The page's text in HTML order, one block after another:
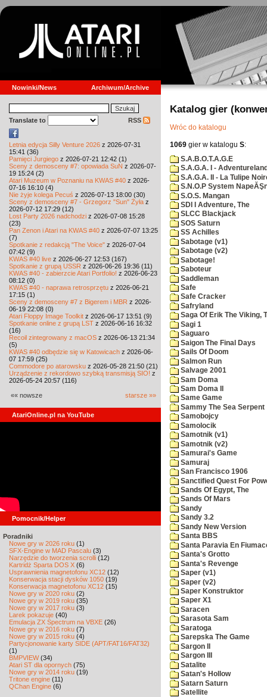
Nowinki/News Archiwum/Archive
Translate to RSS
Letnia edycja Silly Venture 2026 z 2026-07-31
15:41 (36)
Pamięci Jurgiego z 2026-07-21 12:42 (1)
Sceny z demosceny #7: opowiada SuN z 2026-07-
19 15:24 (2)
Atari Muzeum w Poznaniu na KWAS #40 z 2026-
07-16 16:10 (4)
Nie żyje kolega Pecuś z 2026-07-13 18:00 (30)
Sceny z demosceny #7 - Grzegorz "Sun" Żyła z
2026-07-12 17:29 (12)
Lost Party 2026 nadchodzi z 2026-07-08 15:28
(23)
Pan Zenon i Atari na KWAS #40 z 2026-07-07 13:25
(7)
Spotkanie z redakcją "The Voice" z 2026-07-04
07:42 (9)
KWAS #40 live z 2026-06-27 12:53 (167)
Spotkanie z grupą USSR z 2026-06-26 19:36 (11)
KWAS #40 - zabierzcie Atari Portfolio! z 2026-06-23
08:12 (0)
KWAS #40 - naprawa retrosprzętu z 2026-06-21
17:15 (1)
Sceny z demosceny #7 z Bigerem i MBR z 2026-
06-19 22:08 (0)
Atari Floppy Image Toolkit z 2026-06-17 13:51 (9)
Spotkanie online z grupą LST z 2026-06-16 16:32
(16)
Recoil zintegrowany z macOS z 2026-06-13 21:34
(5)
KWAS #40 odbędzie się w Katowicach z 2026-06-
07 17:59 (25)
Commodore po atarowsku z 2026-05-28 21:50 (21)
Urządzenie z rekordowo szybką transmisją SIO! z
2026-05-24 20:57 (116)
«« nowsze starsze »»
AtariOnline.pl na YouTube
Pomocnik/Helper
Poradniki
Nowe gry w 2026 roku (1)
SFX-Engine w MAD Pascalu (3)
Narzędzie do tworzenia scrolli (12)
Kartridż Sparta DOS X (6)
Usprawnienia magnetofonu XC12 (12)
Konserwacja stacji dysków 1050 (19)
Konserwacja magnetofonu XC12 (15)
Nowe gry w 2020 roku (2)
Nowe gry w 2019 roku (35)
Nowe gry w 2017 roku (3)
Larek pokazuje (40)
Emulacja ZX Spectrum na VBXE (26)
Nowe gry w 2016 roku (7)
Nowe gry w 2015 roku (4)
Partycjonowanie karty SIDE (APT/FAT16/FAT32)
(1)
BMPVIEW(34)
Atari ST dla opornych (75)
Nowe gry w 2014 roku (19)
Tritone engine (11)
QChan Engine (6)
Katalog gier
Wróc do katalogu
1069 gier w katalogu S:
S.A.B.O.T.A.G.E
S.A.G.A. I -
S.A.G.A. II - La Tulipe
S.N.O.P System
S.O.S. Mangan
SDI I Adventure, The
SLCC Blackjack
SOS Saturn
SS Achilles
Sabotage (v1)
Sabotage (v2)
Sabotage!
Saboteur
Saddleman
Safe
Safe Cracker
Safryland
Saga Of Erik The Viking,
Sagi 1
Saguaro
Saigon The Final Days
Sails Of Doom
Salmon Run
Salvage 2001
Sam Doma
Sam Doma II
Same Game
Sammy The Sea Serpent
Samobojcy
Samolocik
Samotnik (v1)
Samotnik (v2)
Samurai's Game
Samuraj
San Francisco 1906
Sanctified Quest For
Sands Of Egypt, The
Sands Of Mars
Sandy
Sandy 3.2
Sandy New Version
Santa BBS
Santa Paravia En
Santa's Grotto
Santa's Revenge
Saper (v1)
Saper (v2)
Saper Konstruktor
Saper X1
Saracen
Sarasota Sam
Saratoga
Sarepska The Game
Sargon II
Sargon III
Satalite
Satan's Hollow
Satarn Saturn
Satellite